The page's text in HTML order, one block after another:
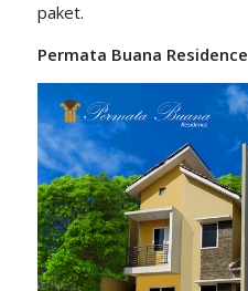
paket.
Permata Buana Residence